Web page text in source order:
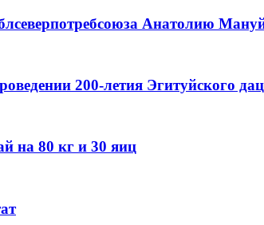
Анатолию
200-летия Эгитуйского
на 80 кг и 30 яиц